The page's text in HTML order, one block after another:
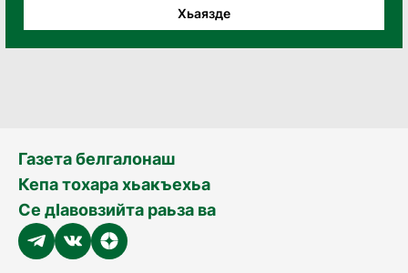
Хьаязде
Газета белгалонаш
Кепа тохара хьакъехьа
Се дӀавовзийта раьза ва